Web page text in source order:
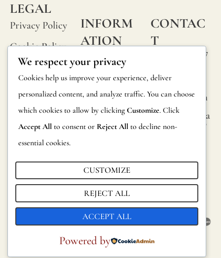
LEGAL
Privacy Policy
Cookie Policy
Terms and
Conditions
Legal Notice
INFORM
ATION
FAQs
Product
Information
Returns
Sustainability
CONTAC
T
Calle Alheli, 7
29730 Rincón
de la Victoria
Málaga, Spain
hola@jamesma
lonefabrics.co
m
Fabrics,
2021
We respect your privacy
Cookies help us improve your experience, deliver
personalized content, and analyze traffic. You can choose
which cookies to allow by clicking Customize. Click
Accept All to consent or Reject All to decline non-
essential cookies.
CUSTOMIZE
REJECT ALL
ACCEPT ALL
Powered by